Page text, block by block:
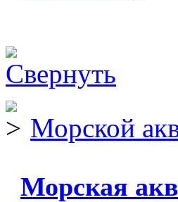
Морской
Морская